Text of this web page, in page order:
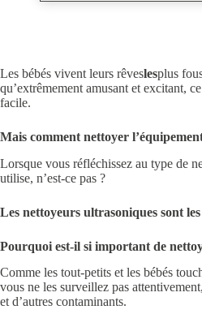
Les bébés vivent leurs rêveslesplus
qu’extrêmement amusant et excitant,
facile.
Mais comment nettoyer
Lorsque vous réfléchissez au type de
utilise, n’est-ce pas ?
Les nettoyeurs ultrasoniques sont
Pourquoi est-il si important de
Comme les tout-petits et les bébés
vous ne les surveillez pas
et d’autres contaminants.